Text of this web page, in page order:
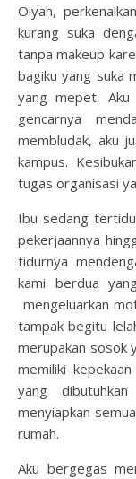
Oiyah,
kurang suka
tanpa makeup
bagiku yang suka
yang mepet.
gencarnya
membludak, aku
kampus.
tugas organisasi
Ibu sedang
pekerjaannya
tidurnya
kami berdua
mengeluarkan
tampak begitu
merupakan sosok
memiliki
yang
menyiapkan
rumah.
Aku bergegas